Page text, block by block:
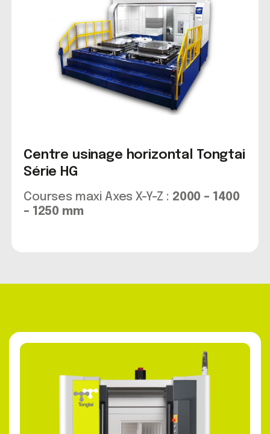
Centre usinage horizontal Tongtai
Série HG
Courses maxi Axes X-Y-Z : 2000 – 1400
– 1250 mm